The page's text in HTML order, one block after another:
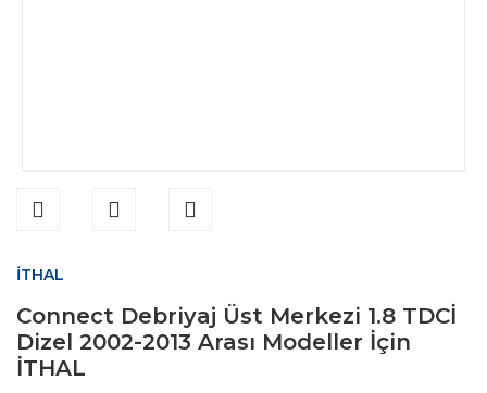
İTHAL
Connect Debriyaj Üst Merkezi 1.8 TDCİ
Dizel 2002-2013 Arası Modeller İçin
İTHAL